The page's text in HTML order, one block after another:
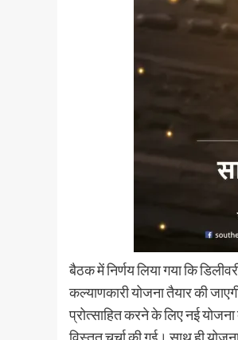
बैठक में निर्णय लिया गया कि
कल्याणकारी योजना तैयार की
प्रोत्साहित करने के लिए नई